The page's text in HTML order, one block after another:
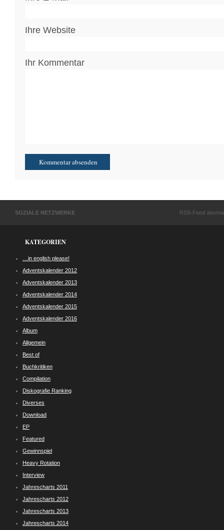
Ihre Website
Ihr Kommentar
SOZIALE NETZWERKE RSS-Feed
KATEGORIEN
…in english please!
Adventskalender 2012
Adventskalender 2013
Adventskalender 2014
Adventskalender 2015
Adventskalender 2016
Album
Allgemein
Best of
Buchkritiken
Compilation
Diskografie Ranking
Diverses
Download
EP
Featured
Gewinnspiel
Heavy Rotation
Interview
Jahrescharts 2011
Jahrescharts 2012
Jahrescharts 2013
Jahrescharts 2014